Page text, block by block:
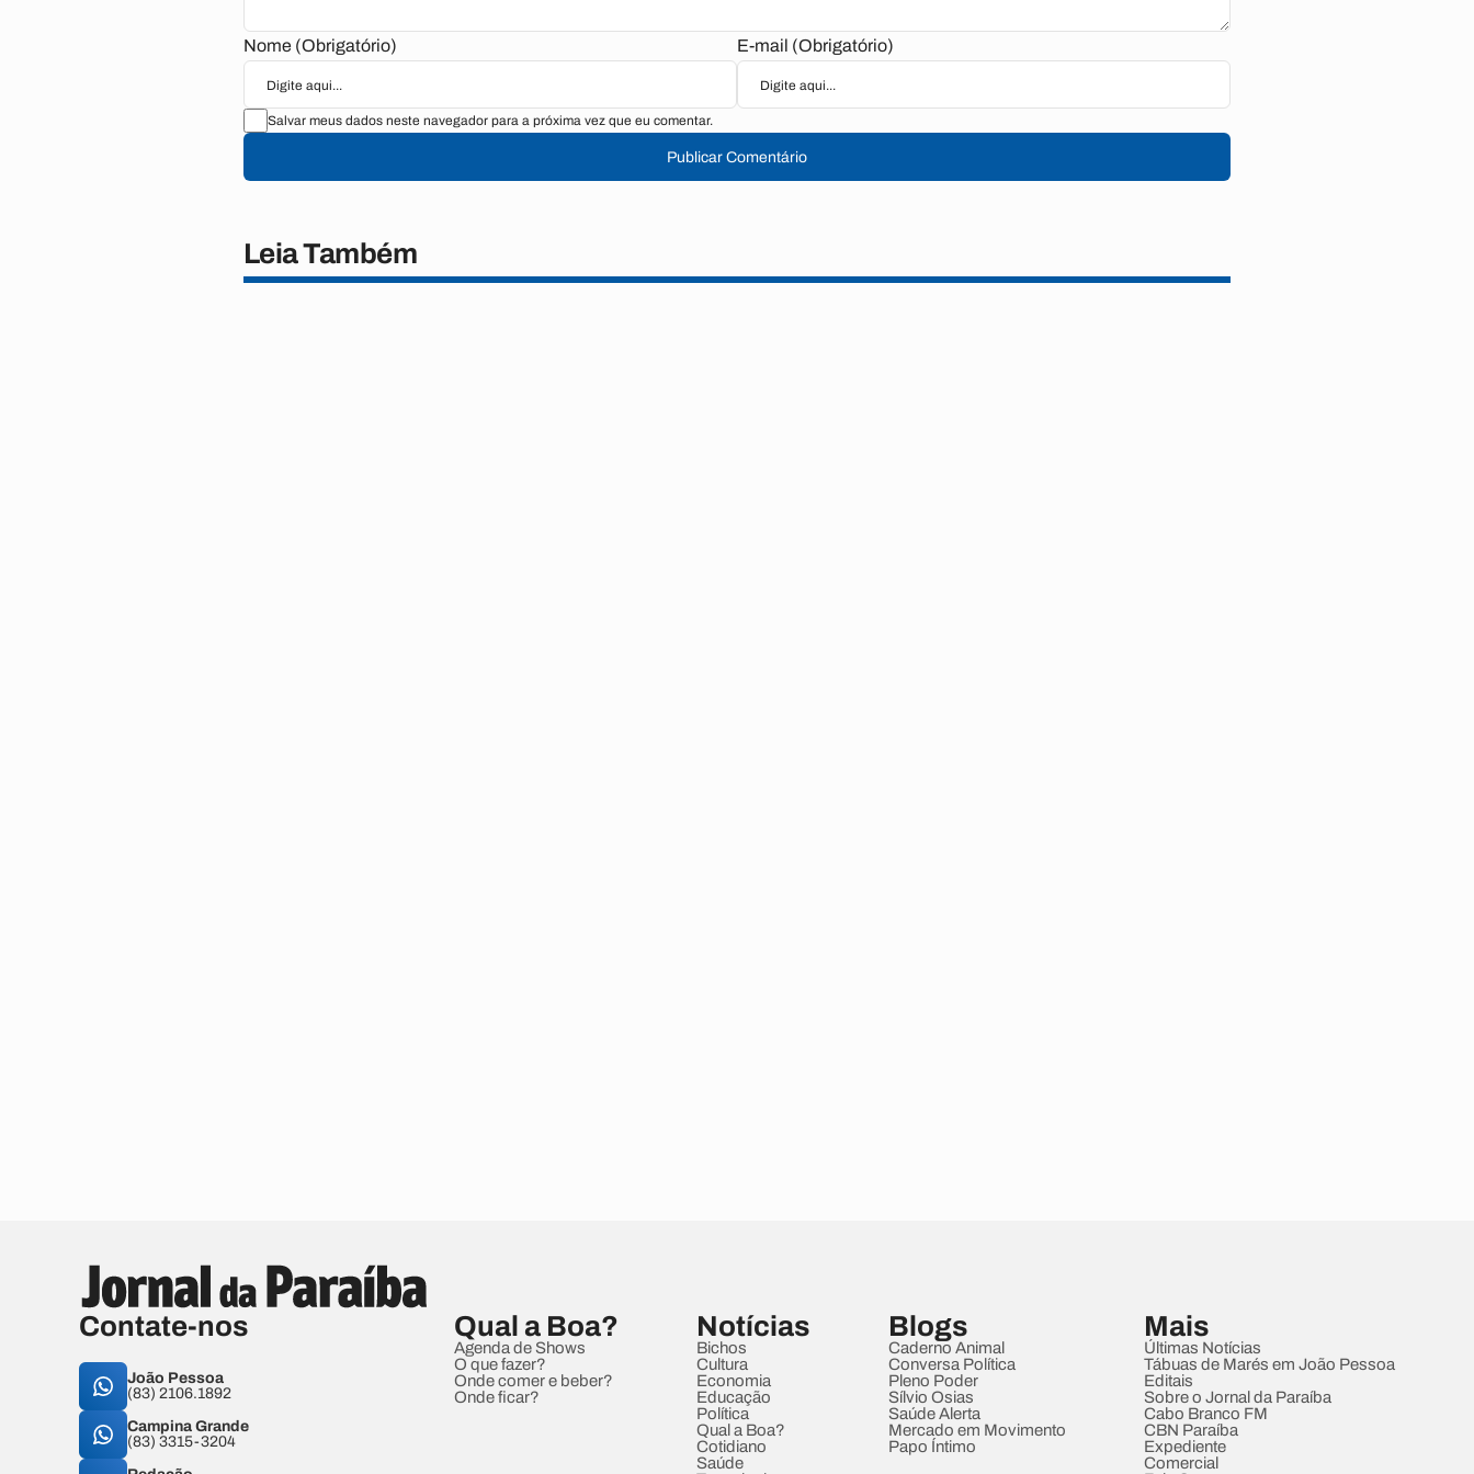
Nome (Obrigatório) E-mail (Obrigatório)
Salvar meus dados neste navegador para a próxima vez que eu comentar.
Publicar Comentário
Leia Também
Contate-nos
João Pessoa
(83) 2106.1892
Campina Grande
(83) 3315-3204
Qual a Boa?
Agenda de Shows
O que fazer?
Onde comer e beber?
Onde ficar?
Notícias
Bichos
Cultura
Economia
Educação
Política
Qual a Boa?
Cotidiano
Saúde
Blogs
Caderno Animal
Conversa Política
Pleno Poder
Sílvio Osias
Saúde Alerta
Mercado em Movimento
Papo Íntimo
Mais
Últimas Notícias
Tábuas de Marés em João Pessoa
Editais
Sobre o Jornal da Paraíba
Cabo Branco FM
CBN Paraíba
Expediente
Comercial